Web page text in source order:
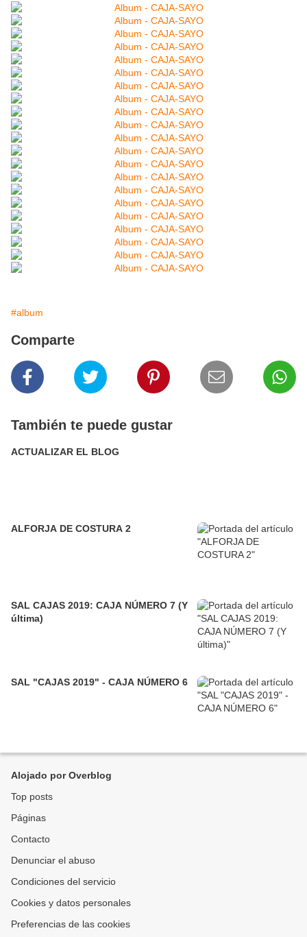
#album
Comparte
También te puede gustar
ACTUALIZAR EL BLOG
ALFORJA DE COSTURA 2
SAL CAJAS 2019: CAJA NÚMERO 7 (Y
última)
SAL "CAJAS 2019" - CAJA NÚMERO 6
Alojado por Overblog
Top posts
Páginas
Contacto
Denunciar el abuso
Condiciones del servicio
Cookies y datos personales
Preferencias de las cookies